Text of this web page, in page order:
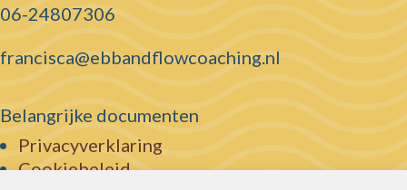
06-24807306
francisca@ebbandflowcoaching.nl
Belangrijke documenten
Privacyverklaring
Cookiebeleid